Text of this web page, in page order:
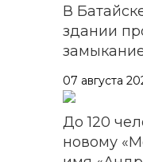
В
здании
07 августа
До 120
новому